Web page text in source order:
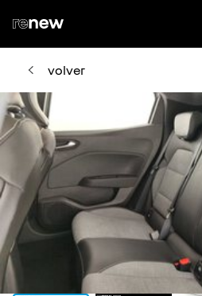
volver